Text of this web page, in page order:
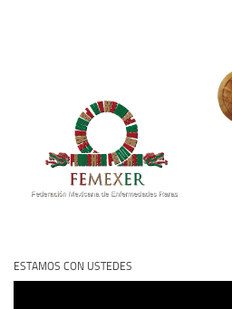
ESTAMOS CON USTEDES